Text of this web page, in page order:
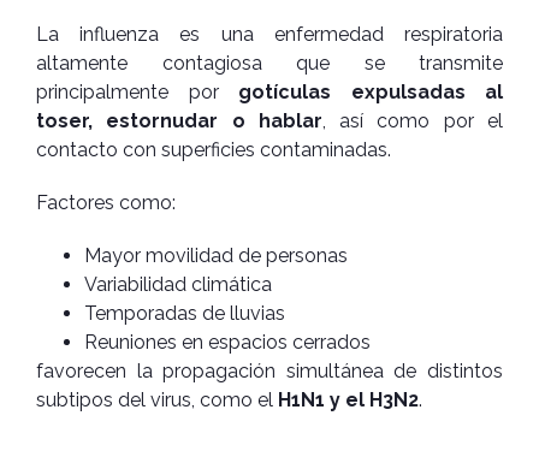
La influenza es una enfermedad respiratoria
altamente contagiosa que se transmite
principalmente por gotículas expulsadas al
toser, estornudar o hablar , así como por el
contacto con superficies contaminadas.
Factores como:
Mayor movilidad de personas
Variabilidad climática
Temporadas de lluvias
Reuniones en espacios cerrados
favorecen la propagación simultánea de distintos
subtipos del virus, como el H1N1 y el H3N2.